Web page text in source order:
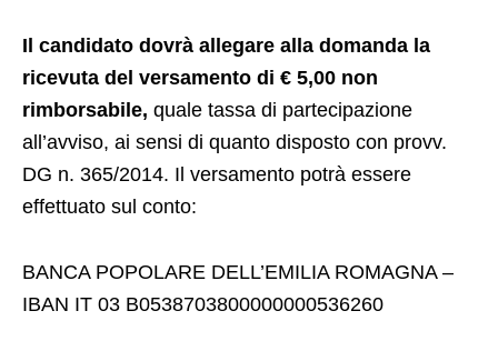
Il candidato dovrà allegare alla domanda la
ricevuta del versamento di € 5,00 non
rimborsabile, quale tassa di partecipazione
all’avviso, ai sensi di quanto disposto con provv.
DG n. 365/2014. Il versamento potrà essere
effettuato sul conto:
BANCA POPOLARE DELL’EMILIA ROMAGNA –
IBAN IT 03 B0538703800000000536260